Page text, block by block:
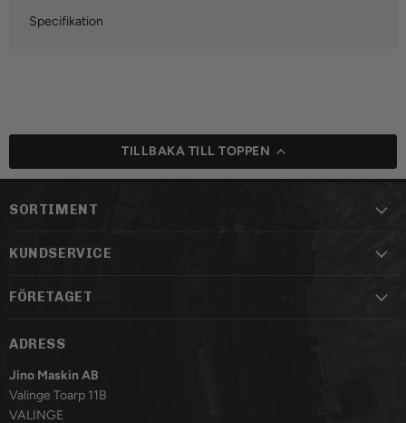
Specifikation
TILLBAKA TILL TOPPEN
SORTIMENT
KUNDSERVICE
FÖRETAGET
ADRESS
Jino Maskin AB
Valinge Toarp 11B
VALINGE